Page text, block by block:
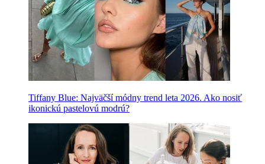
Tiffany Blue: Najväčší módny trend leta 2026. Ako nosiť
ikonickú pastelovú modrú?